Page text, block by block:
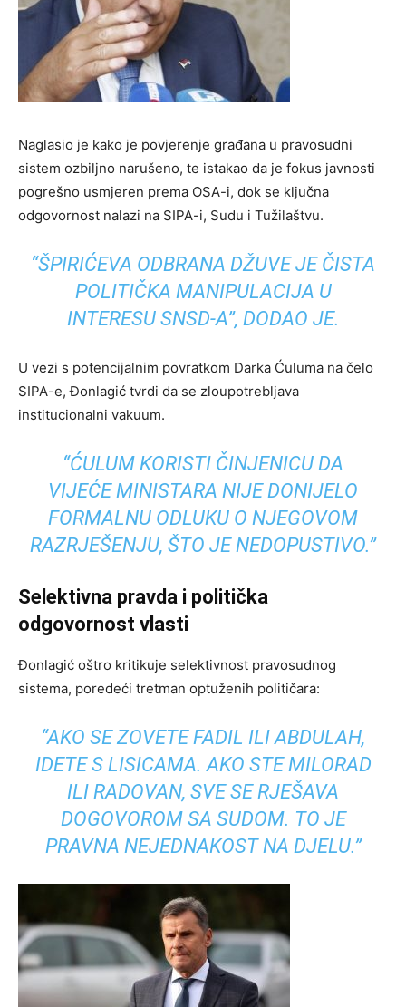
Naglasio je kako je povjerenje građana u pravosudni
sistem ozbiljno narušeno, te istakao da je fokus javnosti
pogrešno usmjeren prema OSA-i, dok se ključna
odgovornost nalazi na SIPA-i, Sudu i Tužilaštvu.
“ŠPIRIĆEVA ODBRANA DŽUVE JE ČISTA
POLITIČKA MANIPULACIJA U
INTERESU SNSD-A”, DODAO JE.
U vezi s potencijalnim povratkom Darka Ćuluma na čelo
SIPA-e, Đonlagić tvrdi da se zloupotrebljava
institucionalni vakuum.
“ĆULUM KORISTI ČINJENICU DA
VIJEĆE MINISTARA NIJE DONIJELO
FORMALNU ODLUKU O NJEGOVOM
RAZRJEŠENJU, ŠTO JE NEDOPUSTIVO.”
Selektivna pravda i politička
odgovornost vlasti
Đonlagić oštro kritikuje selektivnost pravosudnog
sistema, poredeći tretman optuženih političara:
“AKO SE ZOVETE FADIL ILI ABDULAH,
IDETE S LISICAMA. AKO STE MILORAD
ILI RADOVAN, SVE SE RJEŠAVA
DOGOVOROM SA SUDOM. TO JE
PRAVNA NEJEDNAKOST NA DJELU.”